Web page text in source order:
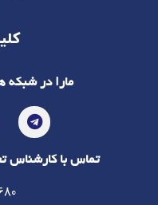
مارا در شبکه
تماس با کارشناس